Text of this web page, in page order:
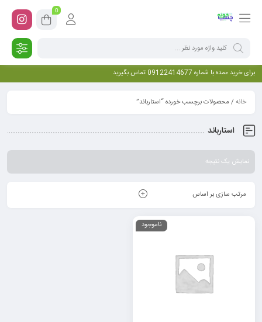
0
برای خرید عمده با شماره 09122414677 تماس بگیرید
خانه/ محصولات برچسب خورده “استارباند”
استارباند
نمایش یک نتیجه
مرتب سازی بر اساس
ناموجود